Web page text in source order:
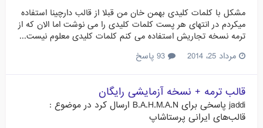
مشکل با کلمات کلیدی بهمن خان من قبلا از قالب دارچینا استفاده
میکردم در انتهای هر پست کلمات کلیدی را می نوشت اما الان که از
ترمه نسخه تجاریش استفاده می کنم کلمات کلیدی معلوم نیست...
مرداد 25، 2014
قالب ترمه + نسخه آزمایشی رایگان
jaddi پاسخی برای B.A.H.M.A.N ارسال کرد در موضوع :
قالب‌های ایرانی پرستاشاپ